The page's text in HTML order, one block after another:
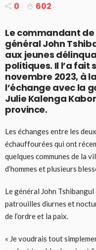
0 602
Le commandant de
général John
aux jeunes
politiques. Il l’a fait
novembre 2023, à
l’échange avec la
Julie Kalenga
province.
Les échanges entre les
échauffourées qui ont
quelques communes de la
d’hommes et plusieurs
Le général John
patrouilles diurnes et
de l’ordre et la paix.
« Je voudrais tout